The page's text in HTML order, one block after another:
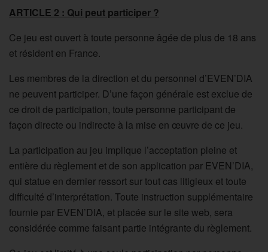
ARTICLE 2 : Qui peut participer ?
Ce jeu est ouvert à toute personne âgée de plus de 18 ans
et résident en France.
Les membres de la direction et du personnel d’EVEN’DIA
ne peuvent participer. D’une façon générale est exclue de
ce droit de participation, toute personne participant de
façon directe ou indirecte à la mise en œuvre de ce jeu.
La participation au jeu implique l’acceptation pleine et
entière du règlement et de son application par EVEN’DIA,
qui statue en dernier ressort sur tout cas litigieux et toute
difficulté d’interprétation. Toute instruction supplémentaire
fournie par EVEN’DIA, et placée sur le site web, sera
considérée comme faisant partie intégrante du règlement.